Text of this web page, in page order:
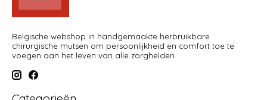
Belgische webshop in handgemaakte herbruikbare
chirurgische mutsen om persoonlijkheid en comfort toe te
voegen aan het leven van alle zorghelden